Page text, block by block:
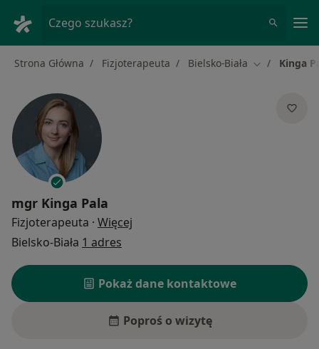
Czego szukasz?
Strona Główna Fizjoterapeuta Bielsko-Biała Zmień miasto
Kinga
mgr Kinga Pala
Fizjoterapeuta · Więcej
Bielsko-Biała 1 adres
Pokaż dane kontaktowe
Poproś o wizytę